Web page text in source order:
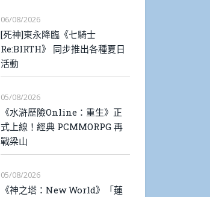
06/08/2026
[死神]東永降臨《七騎士
Re:BIRTH》 同步推出各種夏日
活動
05/08/2026
《水滸歷險Online：重生》正
式上線！經典 PCMMORPG 再
戰梁山
05/08/2026
《神之塔：New World》「蓮